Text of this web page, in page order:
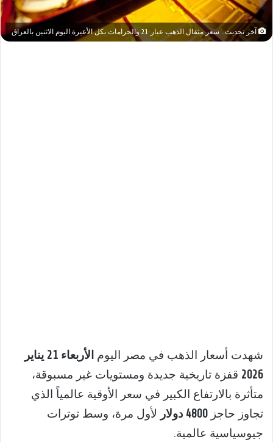
آخر تحديث.. سعر مثقال الذهب عيار 21 والجرامات بكل الأعيرة اليوم الاثنين بالعراق
شهدت أسعار الذهب في مصر اليوم
الأربعاء 21 يناير
2026 قفزة تاريخية جديدة ومستويات غير مسبوقة،
متأثرة بالارتفاع الكبير في سعر الأوقية عالمياً الذي
تجاوز حاجز 4800 دولار
لأول مرة، وسط توترات
جيوسياسية عالمية.